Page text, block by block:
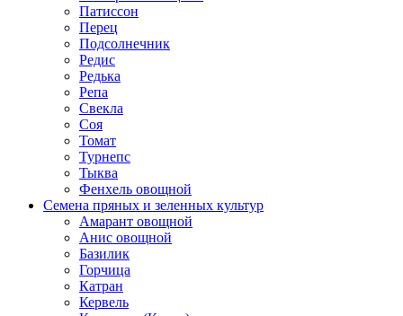
Патиссон
Перец
Подсолнечник
Редис
Редька
Репа
Свекла
Соя
Томат
Турнепс
Тыква
Фенхель овощной
Семена пряных и зеленных культур
Амарант овощной
Анис овощной
Базилик
Горчица
Катран
Кервель